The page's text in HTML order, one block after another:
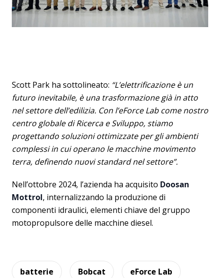
Scott Park ha sottolineato: “L’elettrificazione è un
futuro inevitabile, è una trasformazione già in atto
nel settore dell’edilizia. Con l’eForce Lab come nostro
centro globale di Ricerca e Sviluppo, stiamo
progettando soluzioni ottimizzate per gli ambienti
complessi in cui operano le macchine movimento
terra, definendo nuovi standard nel settore”.
Nell’ottobre 2024, l’azienda ha acquisito Doosan
Mottrol, internalizzando la produzione di
componenti idraulici, elementi chiave del gruppo
motopropulsore delle macchine diesel.
batterie Bobcat eForce Lab